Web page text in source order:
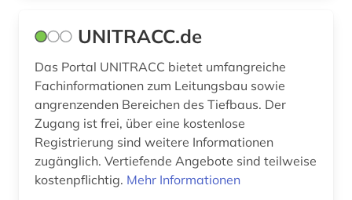
bericht (1)
berichte (1)
berlin (8)
berliner mauer (1)
beruf (1)
UNITRACC.de
Das Portal UNITRACC bietet umfangreiche
Fachinformationen zum Leitungsbau sowie
angrenzenden Bereichen des Tiefbaus. Der
Zugang ist frei, über eine kostenlose
Registrierung sind weitere Informationen
zugänglich. Vertiefende Angebote sind teilweise
kostenpflichtig. Mehr Informationen